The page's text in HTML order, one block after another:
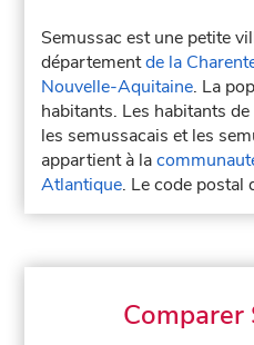
Semussac est une petite
départementde la
Nouvelle-Aquitaine. La
habitants. Les habitants
les semussacais et les
appartient à la
Atlantique. Le code postal
Comparer